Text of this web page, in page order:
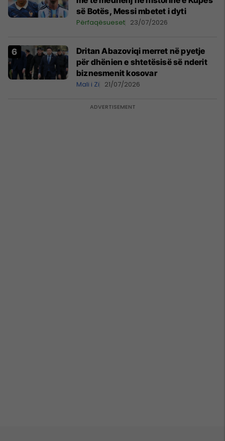
së Botës, Messi mbetet i dyti
Përfaqësueset 23/07/2026
Dritan Abazoviqi merret në pyetje
për dhënien e shtetësisë së nderit
biznesmenit kosovar
Mali i Zi 21/07/2026